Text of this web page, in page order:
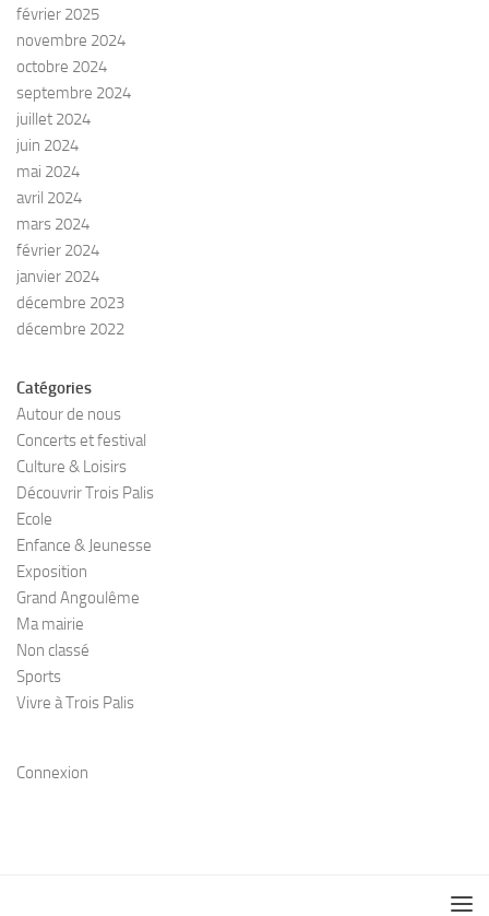
février 2025
novembre 2024
octobre 2024
septembre 2024
juillet 2024
juin 2024
mai 2024
avril 2024
mars 2024
février 2024
janvier 2024
décembre 2023
décembre 2022
Catégories
Autour de nous
Concerts et festival
Culture & Loisirs
Découvrir Trois Palis
Ecole
Enfance & Jeunesse
Exposition
Grand Angoulême
Ma mairie
Non classé
Sports
Vivre à Trois Palis
Connexion